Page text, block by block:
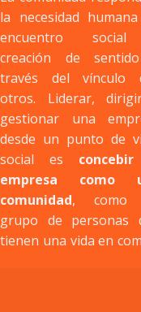
la necesidad
encuentro
creación de
través del vínculo
otros. Liderar,
gestionar una
desde un punto de
social es
empresa como
comunidad, como
grupo de personas
tienen una vida en